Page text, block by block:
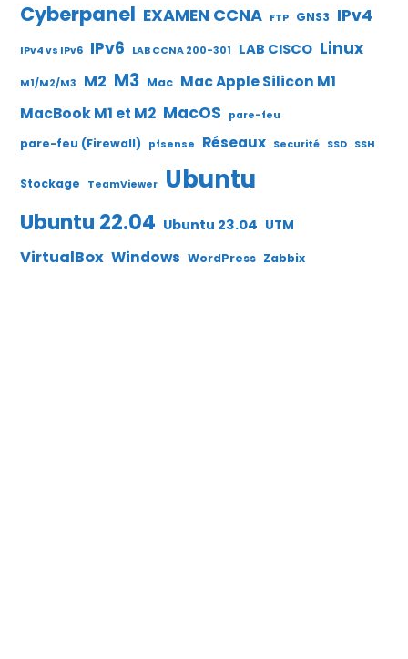
Cyberpanel EXAMEN CCNA FTP GNS3 IPv4
IPv4 vs IPv6 IPv6 LAB CCNA 200-301 LAB CISCO Linux
M1/M2/M3 M2 M3 Mac Mac Apple Silicon M1
MacBook M1 et M2 MacOS pare-feu
pare-feu (Firewall) pfsense Réseaux Securité SSD SSH
Stockage TeamViewer Ubuntu
Ubuntu 22.04 Ubuntu 23.04 UTM
VirtualBox Windows WordPress Zabbix